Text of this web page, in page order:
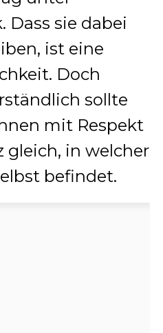
Dass sie dabei
ist eine
Doch
sollte
mit Respekt
gleich, in welcher
befindet.